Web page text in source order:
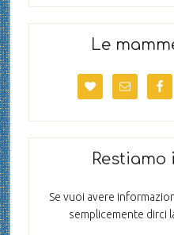
Le
Se vuoi avere
semplicemente dirci